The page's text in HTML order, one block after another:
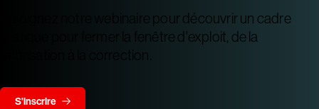
Rejoignez notre webinaire pour découvrir un cadre
pratique pour fermer la fenêtre d'exploit, de la
priorisation à la correction.
S'inscrire